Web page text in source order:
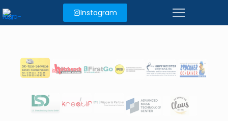
Instagram